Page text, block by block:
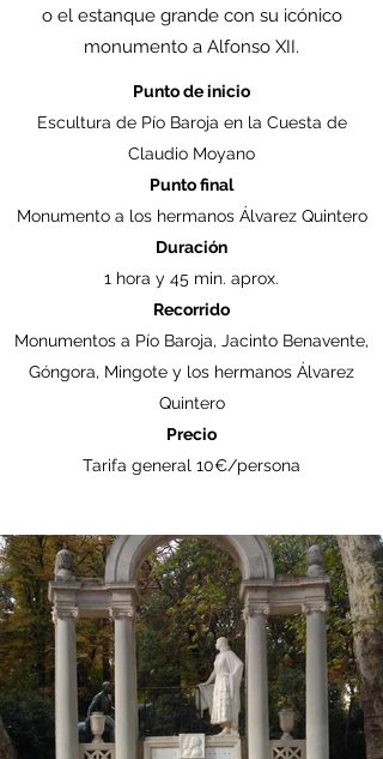
o el estanque grande con su icónico
monumento a Alfonso XII.
Punto de inicio
Escultura de Pío Baroja en la Cuesta de
Claudio Moyano
Punto final
Monumento a los hermanos Álvarez Quintero
Duración
1 hora y 45 min. aprox.
Recorrido
Monumentos a Pío Baroja, Jacinto Benavente,
Góngora, Mingote y los hermanos Álvarez
Quintero
Precio
Tarifa general 10€/persona